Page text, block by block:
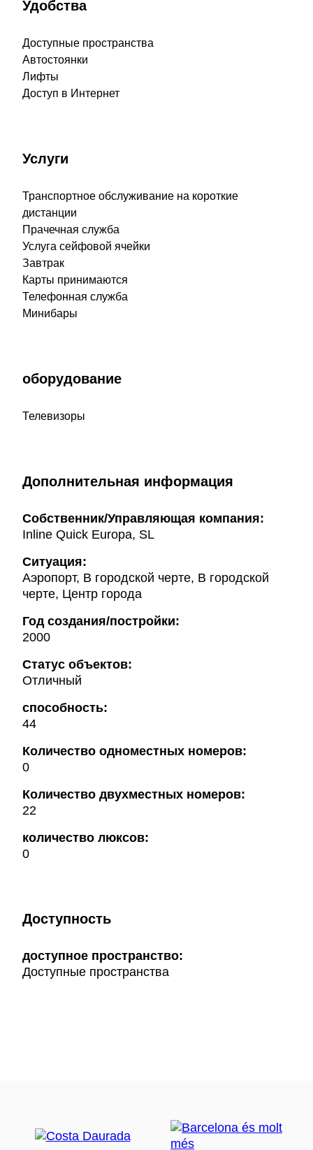
Удобства
Доступные пространства
Автостоянки
Лифты
Доступ в Интернет
Услуги
Транспортное обслуживание на короткие
дистанции
Прачечная служба
Услуга сейфовой ячейки
Завтрак
Карты принимаются
Телефонная служба
Минибары
оборудование
Телевизоры
Дополнительная информация
Собственник/Управляющая компания:
Inline Quick Europa, SL
Ситуация:
Аэропорт, В городской черте, В городской
черте, Центр города
Год создания/постройки:
2000
Статус объектов:
Отличный
способность:
44
Количество одноместных номеров:
0
Количество двухместных номеров:
22
количество люксов:
0
Доступность
доступное пространство:
Доступные пространства